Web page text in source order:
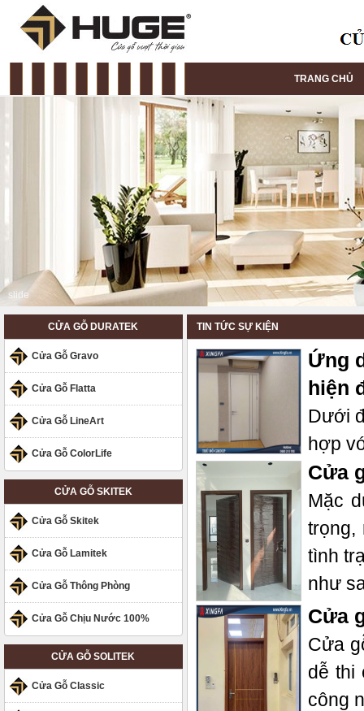
TRANG CHỦ
Cửa gỗ Huge
CỬA GỖ DURATEK
Cửa Gỗ Gravo
Cửa Gỗ Flatta
Cửa Gỗ LineArt
Cửa Gỗ ColorLife
CỬA GỖ SKITEK
Cửa Gỗ Skitek
Cửa Gỗ Lamitek
Cửa Gỗ Thông Phòng
Cửa Gỗ Chịu Nước 100%
CỬA GỖ SOLITEK
Cửa Gỗ Classic
TIN TỨC SỰ KIỆN
Ứng
hiện
Dưới
hợp
Cửa
Mặc
trọng,
tình
như
Cửa
Cửa
dễ thi
công